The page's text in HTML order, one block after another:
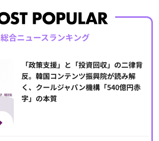
総合ニュースランキング
「政策支援」と「投資回収」の二律背
反。韓国コンテンツ振興院が読み解
く、クールジャパン機構「540億円赤
字」の本質